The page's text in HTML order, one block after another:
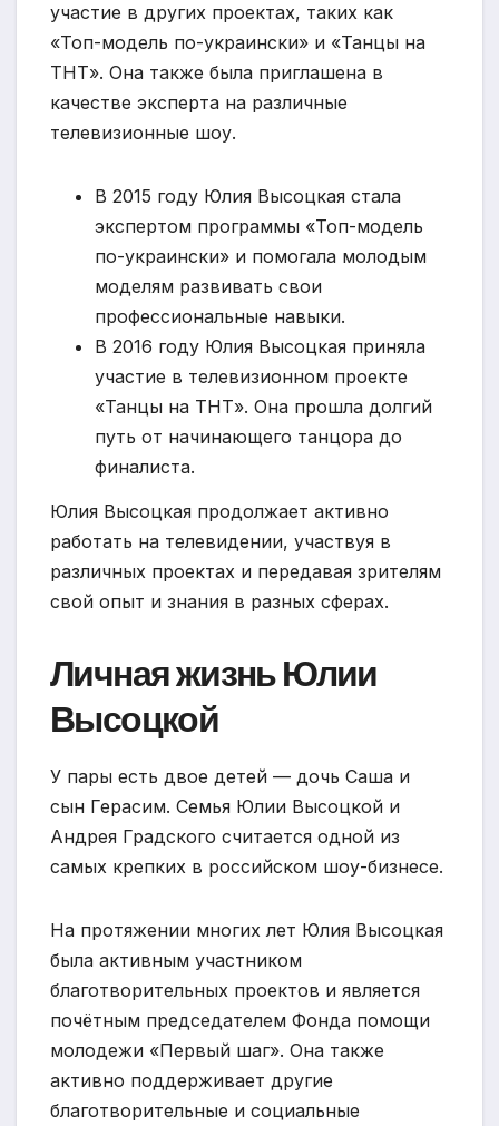
участие в других проектах, таких как
«Топ-модель по-украински» и «Танцы на
ТНТ». Она также была приглашена в
качестве эксперта на различные
телевизионные шоу.
В 2015 году Юлия Высоцкая стала
экспертом программы «Топ-модель
по-украински» и помогала молодым
моделям развивать свои
профессиональные навыки.
В 2016 году Юлия Высоцкая приняла
участие в телевизионном проекте
«Танцы на ТНТ». Она прошла долгий
путь от начинающего танцора до
финалиста.
Юлия Высоцкая продолжает активно
работать на телевидении, участвуя в
различных проектах и передавая зрителям
свой опыт и знания в разных сферах.
Личная жизнь Юлии
Высоцкой
У пары есть двое детей — дочь Саша и
сын Герасим. Семья Юлии Высоцкой и
Андрея Градского считается одной из
самых крепких в российском шоу-бизнесе.
На протяжении многих лет Юлия Высоцкая
была активным участником
благотворительных проектов и является
почётным председателем Фонда помощи
молодежи «Первый шаг». Она также
активно поддерживает другие
благотворительные и социальные